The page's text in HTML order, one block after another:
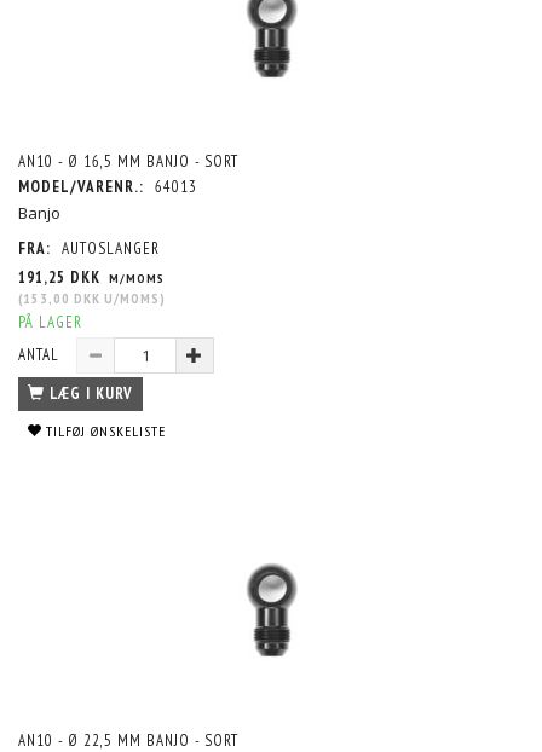
AN10 - Ø 16,5 MM BANJO - SORT
MODEL/VARENR.: 64013
Banjo
FRA: AUTOSLANGER
191,25 DKK M/MOMS
(153,00 DKK U/MOMS )
PÅ LAGER
ANTAL
LÆG I KURV
TILFØJ ØNSKELISTE
AN10 - Ø 22,5 MM BANJO - SORT